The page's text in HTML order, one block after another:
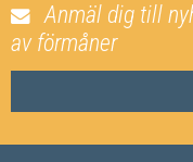
Anmäl dig till
av förmåner